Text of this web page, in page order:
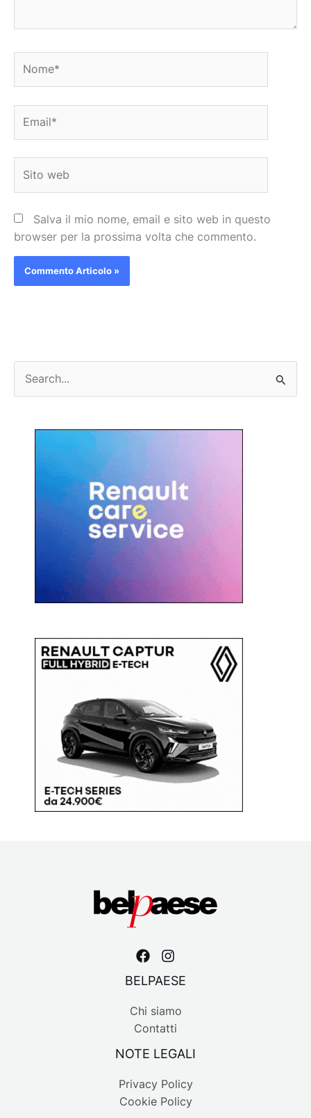
web
Salva il mio nome, email e sito web in questo
browser per la prossima volta che commento.
BELPAESE
Chi siamo
Contatti
NOTE LEGALI
Privacy Policy
Cookie Policy